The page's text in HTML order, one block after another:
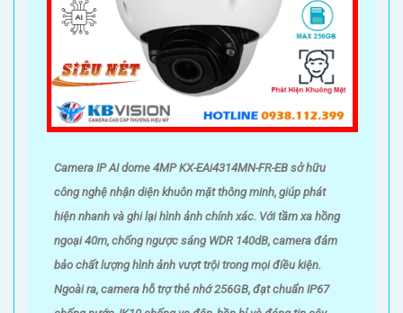
Camera IP AI dome 4MP KX-EAi4314MN-FR-EB sở hữu
công nghệ nhận diện khuôn mặt thông minh, giúp phát
hiện nhanh và ghi lại hình ảnh chính xác. Với tầm xa hồng
ngoại 40m, chống ngược sáng WDR 140dB, camera đảm
bảo chất lượng hình ảnh vượt trội trong mọi điều kiện.
Ngoài ra, camera hỗ trợ thẻ nhớ 256GB, đạt chuẩn IP67